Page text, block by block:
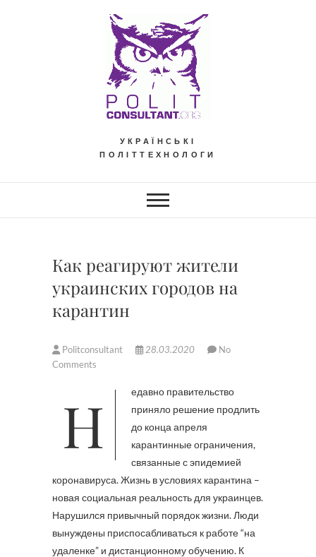
УКРАЇНСЬКІ
ПОЛІТТЕХНОЛОГИ
Как реагируют жители
украинских городов на
карантин
Politconsultant 28.03.2020
No
Comments
Недавно правительство
приняло решение продлить
до конца апреля
карантинные ограничения,
связанные с эпидемией
коронавируса. Жизнь в условиях карантина –
новая социальная реальность для украинцев.
Нарушился привычный порядок жизни. Люди
вынуждены приспосабливаться к работе “на
удаленке” и дистанционному обучению. К